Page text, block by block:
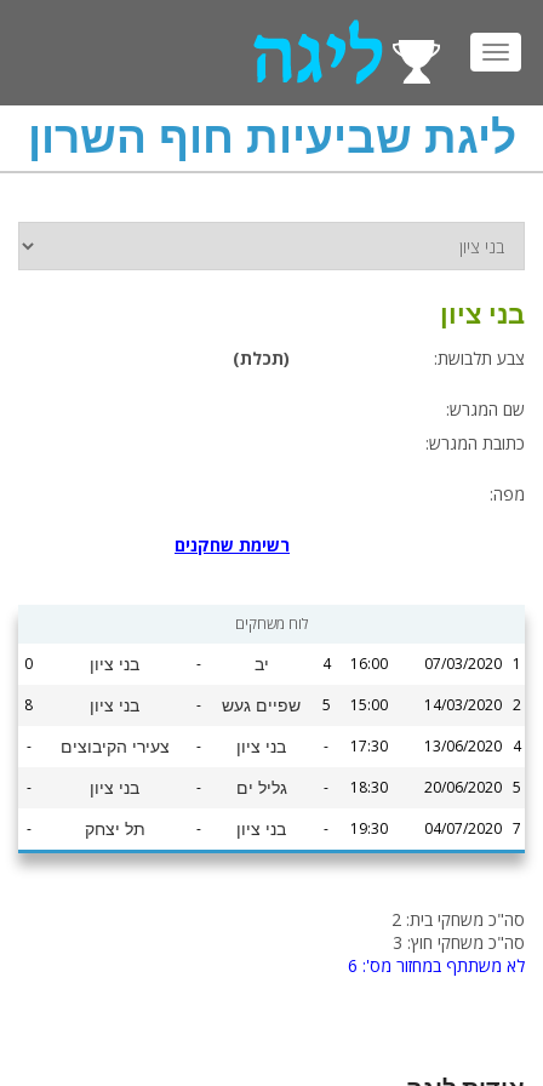
ליגת שביעיות חוף השרון
בני ציון
צבע תלבושת: (תכלת)
שם המגרש:
כתובת המגרש:
מפה:
רשימת שחקנים
לוח משחקים
1
07/03/2020
16:00
4 יב - בני ציון
0
2
14/03/2020
15:00
5 שפיים געש - בני ציון
8
4
13/06/2020
17:30
- בני ציון - צעירי הקיבוצים
-
5
20/06/2020
18:30
- גליל ים - בני ציון
-
7
04/07/2020
19:30
- בני ציון - תל יצחק -
סה"כ משחקי בית: 2
סה"כ משחקי חוץ: 3
לא משתתף במחזור מס': 6